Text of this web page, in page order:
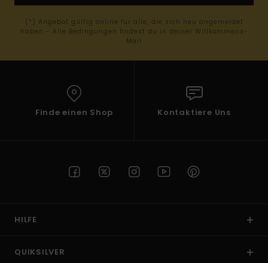
(*) Angebot gültig online für alle, die sich neu angemeldet
haben - Alle Bedingungen findest du in deiner Willkommens-
Mail
Finde einen Shop Kontaktiere Uns
HILFE
QUIKSILVER